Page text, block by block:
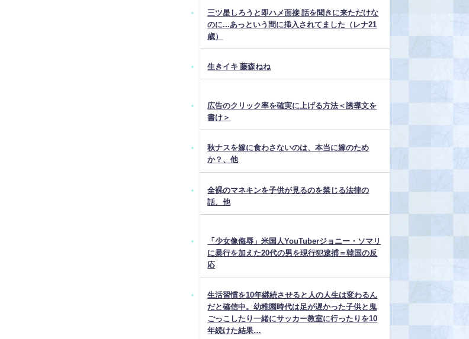
三ツ星しろうと即ハメ面接 話を聞きに来ただけな
のに...あっという間に挿入されてました（レナ21
歳）
生きイキ 藤森ねね
広告のクリック率を確実に上げる方法＜誘導文を
書け＞
秋ナスを嫁に食わさないのは、本当に嫁のため
か？、他
全裸のマネキンを子供が見るのを禁じる法律の
話、他
「少女像侮辱」米国人YouTuberジョニー・ソマリ
に暴行を加えた20代の男を現行犯逮捕＝韓国の反
応
生活習慣を10年継続させると人の人生は変わるん
だと確信中。幼稚園時代は足が遅かった子供と鬼
ごっこしたり一緒にサッカー教室に行ったりを10
年続けた結果…